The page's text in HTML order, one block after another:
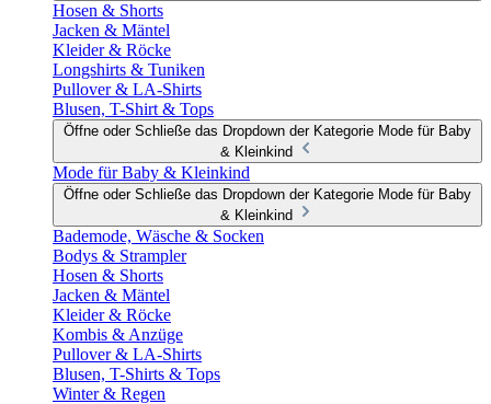
Hosen & Shorts
Jacken & Mäntel
Kleider & Röcke
Longshirts & Tuniken
Pullover & LA-Shirts
Blusen, T-Shirt & Tops
Öffne oder Schließe das Dropdown der Kategorie Mode für Baby
& Kleinkind
Mode für Baby & Kleinkind
Öffne oder Schließe das Dropdown der Kategorie Mode für Baby
& Kleinkind
Bademode, Wäsche & Socken
Bodys & Strampler
Hosen & Shorts
Jacken & Mäntel
Kleider & Röcke
Kombis & Anzüge
Pullover & LA-Shirts
Blusen, T-Shirts & Tops
Winter & Regen